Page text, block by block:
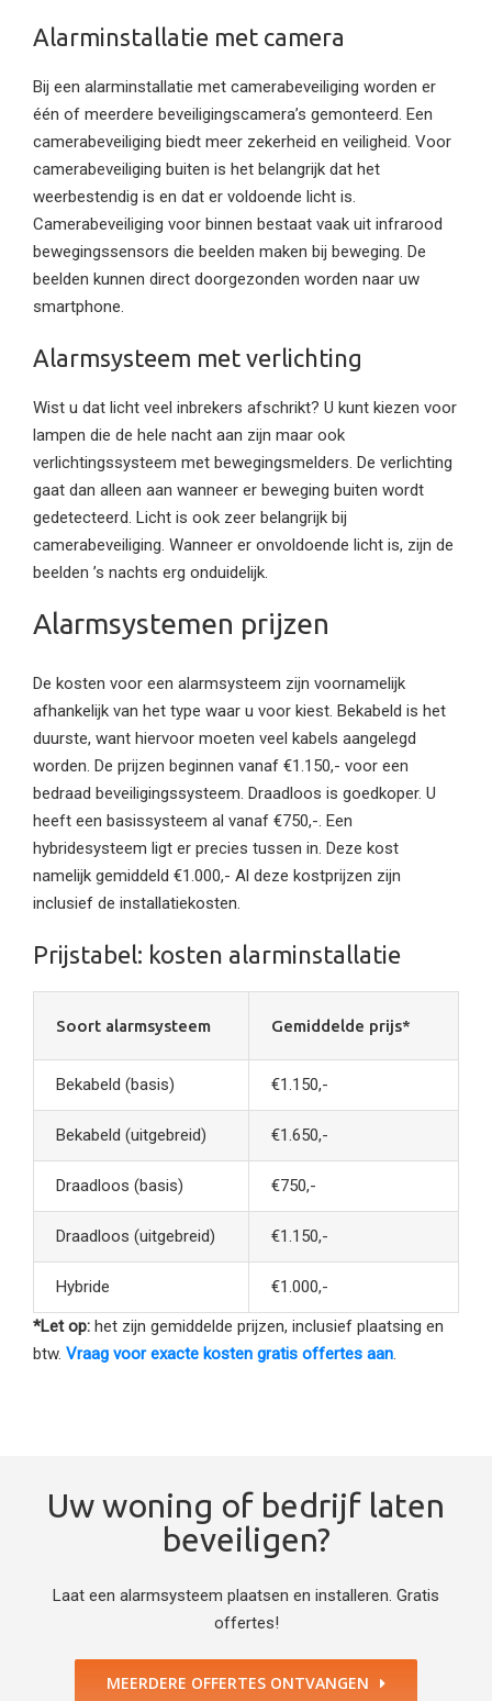
Alarminstallatie met camera
Bij een alarminstallatie met camerabeveiliging worden er
één of meerdere beveiligingscamera’s gemonteerd. Een
camerabeveiliging biedt meer zekerheid en veiligheid. Voor
camerabeveiliging buiten is het belangrijk dat het
weerbestendig is en dat er voldoende licht is.
Camerabeveiliging voor binnen bestaat vaak uit infrarood
bewegingssensors die beelden maken bij beweging. De
beelden kunnen direct doorgezonden worden naar uw
smartphone.
Alarmsysteem met verlichting
Wist u dat licht veel inbrekers afschrikt? U kunt kiezen voor
lampen die de hele nacht aan zijn maar ook
verlichtingssysteem met bewegingsmelders. De verlichting
gaat dan alleen aan wanneer er beweging buiten wordt
gedetecteerd. Licht is ook zeer belangrijk bij
camerabeveiliging. Wanneer er onvoldoende licht is, zijn de
beelden ’s nachts erg onduidelijk.
Alarmsystemen prijzen
De kosten voor een alarmsysteem zijn voornamelijk
afhankelijk van het type waar u voor kiest. Bekabeld is het
duurste, want hiervoor moeten veel kabels aangelegd
worden. De prijzen beginnen vanaf €1.150,- voor een
bedraad beveiligingssysteem. Draadloos is goedkoper. U
heeft een basissysteem al vanaf €750,-. Een
hybridesysteem ligt er precies tussen in. Deze kost
namelijk gemiddeld €1.000,- Al deze kostprijzen zijn
inclusief de installatiekosten.
Prijstabel: kosten alarminstallatie
Soort alarmsysteem Gemiddelde prijs*
Bekabeld (basis) €1.150,-
Bekabeld (uitgebreid) €1.650,-
Draadloos (basis) €750,-
Draadloos (uitgebreid) €1.150,-
Hybride
€1.000,-
*Let op: het zijn gemiddelde prijzen, inclusief plaatsing en
btw. Vraag voor exacte kosten gratis offertes aan
Uw woning of bedrijf laten
beveiligen?
Laat een alarmsysteem plaatsen en installeren. Gratis
offertes!
MEERDERE OFFERTES ONTVANGEN